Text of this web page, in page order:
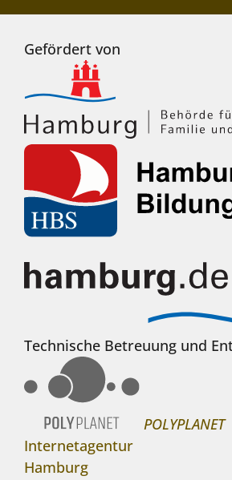
Gefördert von
Technische Betreuung und
POLYPLANET
Internetagentur
Hamburg